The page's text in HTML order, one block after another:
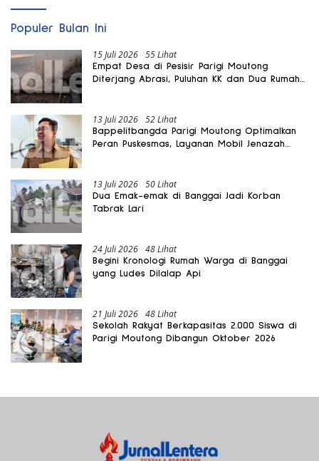
Populer Bulan Ini
15 Juli 2026 55 Lihat
Empat Desa di Pesisir Parigi Moutong
Diterjang Abrasi, Puluhan KK dan Dua Rumah
13 Juli 2026 52 Lihat
Bappelitbangda Parigi Moutong Optimalkan
Peran Puskesmas, Layanan Mobil Jenazah
13 Juli 2026 50 Lihat
Dua Emak-emak di Banggai Jadi Korban
Tabrak Lari
24 Juli 2026 48 Lihat
Begini Kronologi Rumah Warga di Banggai
yang Ludes Dilalap Api
21 Juli 2026 48 Lihat
Sekolah Rakyat Berkapasitas 2.000 Siswa di
Parigi Moutong Dibangun Oktober 2026